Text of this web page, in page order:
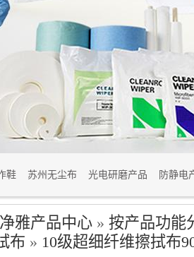
鞋 苏州无尘布 光电研磨产品 防静电
净雅产品中心 » 按产品功能
布 » 10级超细纤维擦拭布